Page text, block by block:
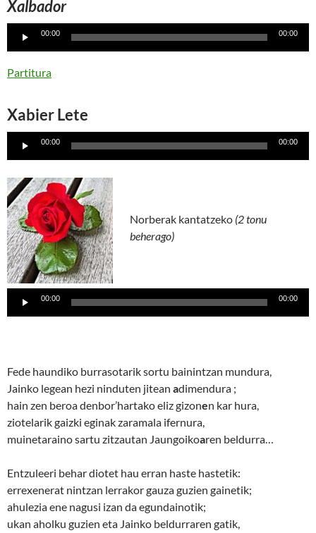
Xalbador
Lecteur00:00 00:00
Partitura
Xabier Lete
Lecteur00:00 00:00
Norberak kantatzeko (2 tonu
beherago)
audio
00:00 00:00
Fede haundiko burrasotarik sortu bainintzan mundura,
Jainko legean hezi ninduten jitean adimendura ;
hain zen beroa denbor’hartako eliz gizonen kar hura,
ziotelarik gaizki eginak zaramala ifernura,
muinetaraino sartu zitzautan Jaungoikoaren beldurra…
Entzuleeri behar diotet hau erran haste hastetik:
errexenerat nintzan lerrakor gauza guzien gainetik;
ahulezia ene nagusi izan da egundainotik;
ukan aholku guzien eta Jainko beldurraren gatik,